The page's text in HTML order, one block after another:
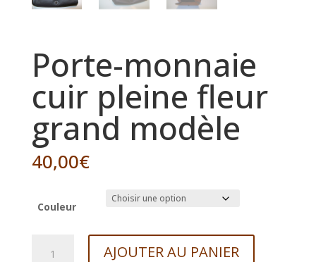
Porte-monnaie
cuir pleine fleur
grand modèle
40,00€
Couleur
AJOUTER AU PANIER